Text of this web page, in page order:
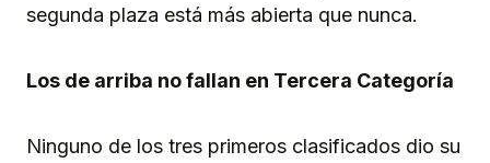
segunda plaza está más abierta que nunca.
Los de arriba no fallan en Tercera Categoría
Ninguno de los tres primeros clasificados dio su